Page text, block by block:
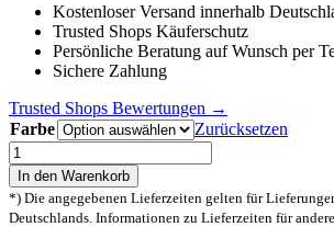
Kostenloser Versand innerhalb
Trusted Shops Käuferschutz
Persönliche Beratung auf Wunsch per
Sichere Zahlung
Trusted Shops Bewertungen →
Farbe
Zurücksetzen
Cavo
Möbelwachs
Bienenwachs
Menge
In den Warenkorb
*) Die angegebenen Lieferzeiten gelten für
Deutschlands. Informationen zu Lieferzeiten für